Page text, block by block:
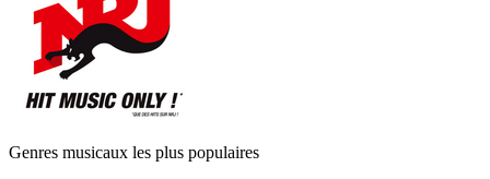
Genres musicaux les plus populaires